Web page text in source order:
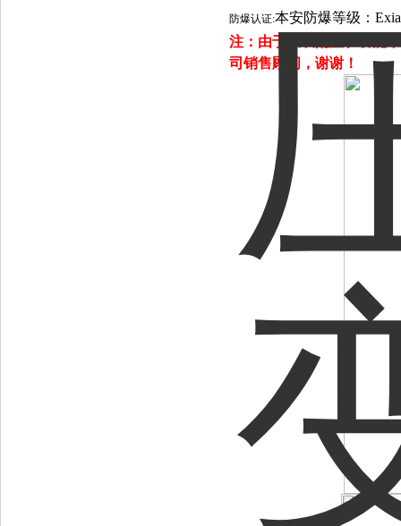
防爆认证:本安防爆等级：
注：由于仪表配置和功能
司销售顾问， 谢谢！